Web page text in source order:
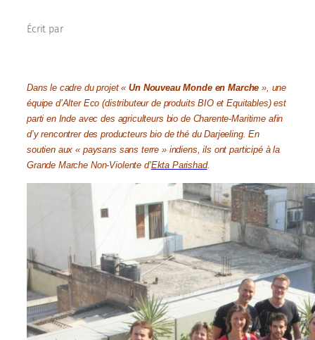
Écrit pardans
Dans le cadre du projet «Un Nouveau Monde en Marche », une
équipe d’Alter Eco (distributeur de produits BIO et Equitables) est
parti en Inde avec des agriculteurs bio de Charente-Maritime afin
d’y rencontrer des producteurs bio de thé du Darjeeling. En
soutien aux « paysans sans terre » indiens, ils ont participé à la
Grande Marche Non-Violente d’Ekta Parishad.